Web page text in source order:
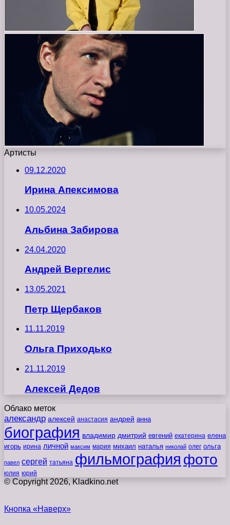
Артисты
09.12.2020
Ирина Апексимова
10.05.2024
Альбина Забирова
24.04.2020
Андрей Вергелис
13.05.2021
Петр Щербаков
11.11.2019
Ольга Приходько
21.11.2019
Алексей Дедов
Облако меток
александр алексей анастасия андрей анна
биография владимир дмитрий евгений екатерина елена
игорь ирина личной максим мария михаил наталья николай олег ольга
павел сергей татьяна фильмография фото
юлия юрий
© Copyright 2026, Kladkino.net
Кнопка «Наверх»